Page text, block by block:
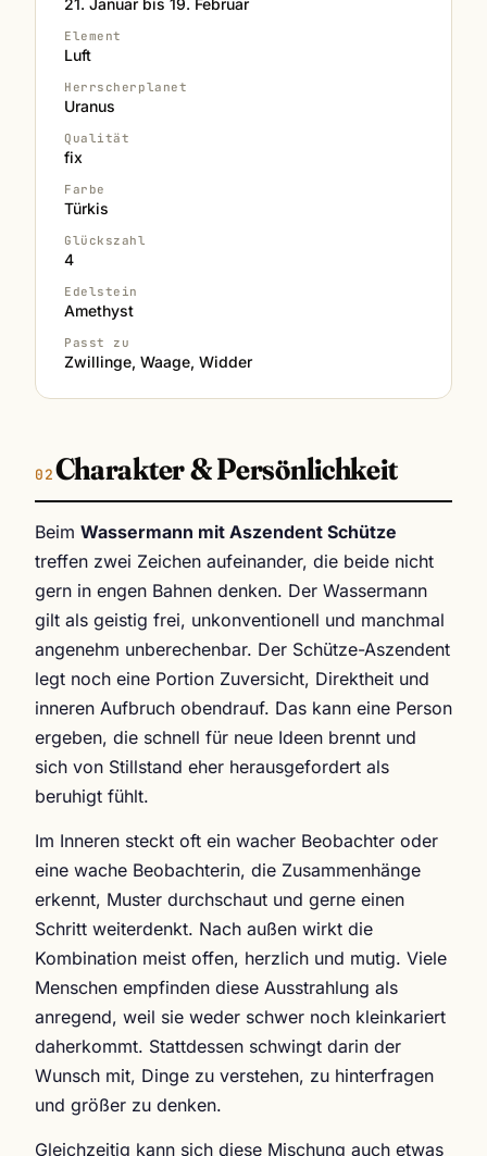
Element
Luft
Herrscherplanet
Uranus
Qualität
fix
Farbe
Türkis
Glückszahl
4
Edelstein
Amethyst
Passt zu
Zwillinge, Waage, Widder
Charakter & Persönlichkeit
Beim Wassermann mit Aszendent Schütze
treffen zwei Zeichen aufeinander, die beide nicht
gern in engen Bahnen denken. Der Wassermann
gilt als geistig frei, unkonventionell und manchmal
angenehm unberechenbar. Der Schütze-Aszendent
legt noch eine Portion Zuversicht, Direktheit und
inneren Aufbruch obendrauf. Das kann eine Person
ergeben, die schnell für neue Ideen brennt und
sich von Stillstand eher herausgefordert als
beruhigt fühlt.
Im Inneren steckt oft ein wacher Beobachter oder
eine wache Beobachterin, die Zusammenhänge
erkennt, Muster durchschaut und gerne einen
Schritt weiterdenkt. Nach außen wirkt die
Kombination meist offen, herzlich und mutig. Viele
Menschen empfinden diese Ausstrahlung als
anregend, weil sie weder schwer noch kleinkariert
daherkommt. Stattdessen schwingt darin der
Wunsch mit, Dinge zu verstehen, zu hinterfragen
und größer zu denken.
Gleichzeitig kann sich diese Mischung auch etwas